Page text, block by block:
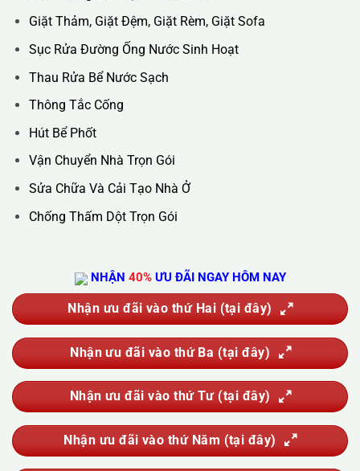
Trụ Sở Chính :36C Ngõ 89 Lê Đức Thọ - Phường Từ Liêm -
TP Hà Nội
Hotline : 0388.444.445
Vệ Sinh Công Nghiệp
Vệ Sinh Kính Nhà Cao Tầng
Đánh Bóng Và Phục Hồi Sàn Đá
Giặt Thảm, Giặt Đệm, Giặt Rèm, Giặt Sofa
Sục Rửa Đường Ống Nước Sinh Hoạt
Thau Rửa Bể Nước Sạch